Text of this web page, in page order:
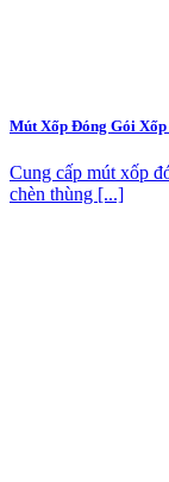
Mút Xốp Đóng Gói
Cung cấp mút xốp
chèn thùng [...]